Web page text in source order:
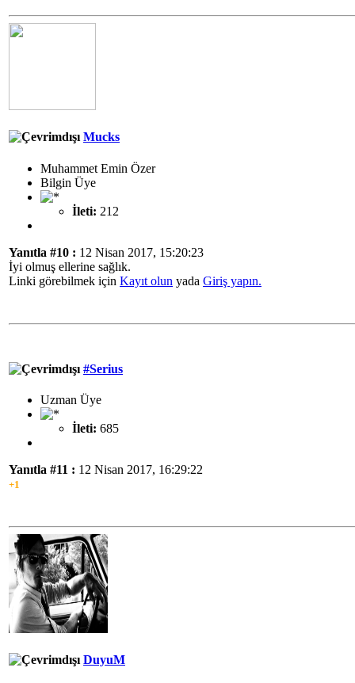
Mucks
Muhammet Emin Özer
Bilgin Üye
İleti: 212
Yanıtla #10 : 12 Nisan 2017, 15:20:23
İyi olmuş ellerine sağlık.
Linki görebilmek için Kayıt olun yada Giriş yapın.
#Serius
Uzman Üye
İleti: 685
Yanıtla #11 : 12 Nisan 2017, 16:29:22
+1
DuyuM